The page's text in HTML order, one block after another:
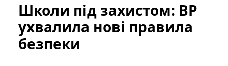
Школи під захистом: ВР
ухвалила нові правила
безпеки